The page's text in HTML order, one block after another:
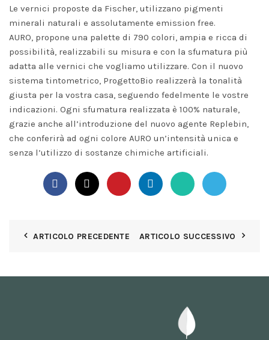
Le vernici proposte da Fischer, utilizzano pigmenti
minerali naturali e assolutamente emission free.
AURO, propone una palette di 790 colori, ampia e ricca di
possibilità, realizzabili su misura e con la sfumatura più
adatta alle vernici che vogliamo utilizzare. Con il nuovo
sistema tintometrico, ProgettoBio realizzerà la tonalità
giusta per la vostra casa, seguendo fedelmente le vostre
indicazioni. Ogni sfumatura realizzata è 100% naturale,
grazie anche all’introduzione del nuovo agente Replebin,
che conferirà ad ogni colore AURO un’intensità unica e
senza l’utilizzo di sostanze chimiche artificiali.
ARTICOLO PRECEDENTE ARTICOLO SUCCESSIVO